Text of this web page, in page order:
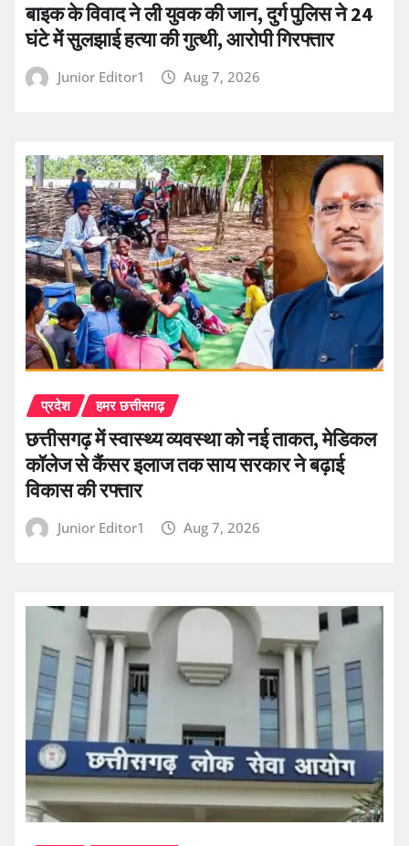
बाइक के विवाद ने ली युवक की जान, दुर्ग पुलिस ने 24
घंटे में सुलझाई हत्या की गुत्थी, आरोपी गिरफ्तार
Junior Editor1 Aug 7, 2026
प्रदेश हमर छत्तीसगढ़
छत्तीसगढ़ में स्वास्थ्य व्यवस्था को नई ताकत, मेडिकल
कॉलेज से कैंसर इलाज तक साय सरकार ने बढ़ाई
विकास की रफ्तार
Junior Editor1 Aug 7, 2026